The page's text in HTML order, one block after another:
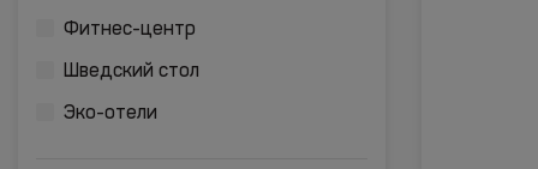
Фитнес-центр
Шведский стол
Эко-отели